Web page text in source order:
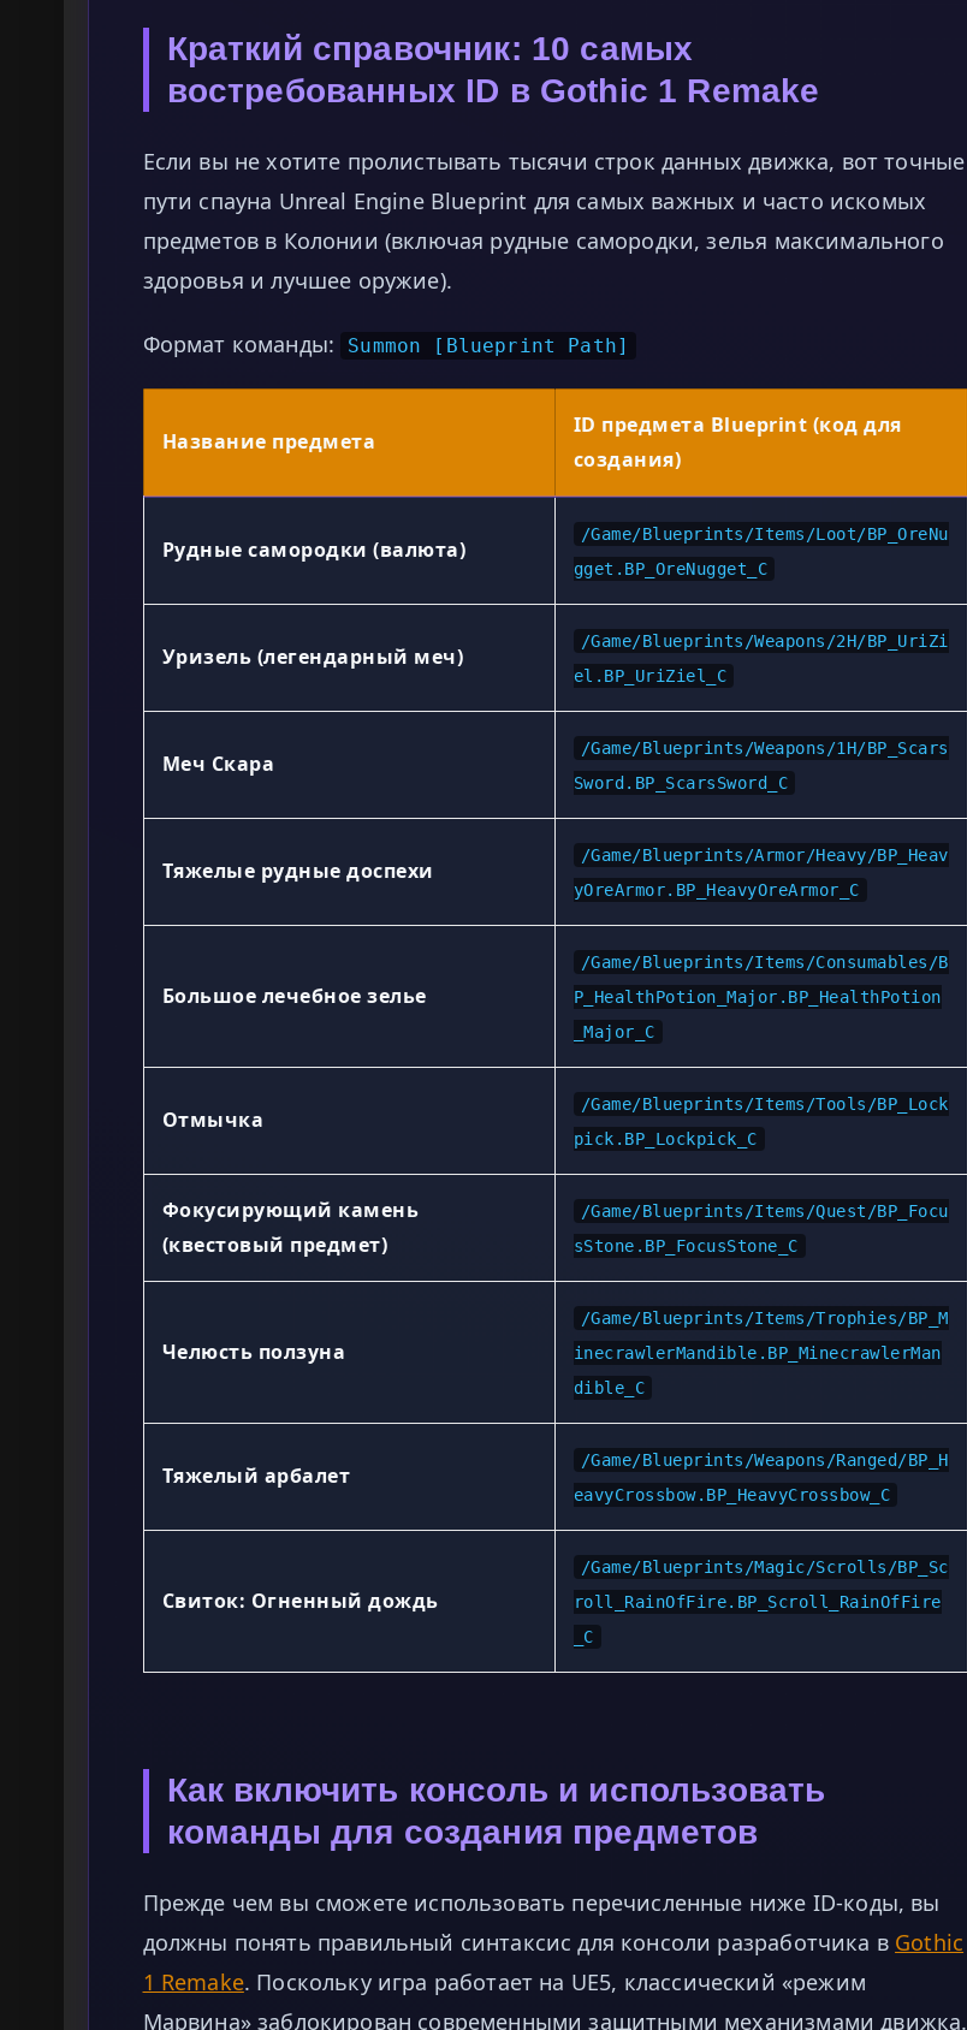
Краткий справочник: 10 самых
востребованных ID в Gothic 1 Remake
Если вы не хотите пролистывать тысячи строк данных движка, вот точные
пути спауна Unreal Engine Blueprint для самых важных и часто искомых
предметов в Колонии (включая рудные самородки, зелья максимального
здоровья и лучшее оружие).
Формат команды: Summon [Blueprint Path]
Название предмета
ID предмета Blueprint (код для
создания)
Рудные самородки (валюта)
/Game/Blueprints/Items/Loot/BP_OreNu
gget.BP_OreNugget_C
Уризель (легендарный меч)
/Game/Blueprints/Weapons/2H/BP_UriZi
el.BP_UriZiel_C
Меч Скара
/Game/Blueprints/Weapons/1H/BP_Scars
Sword.BP_ScarsSword_C
Тяжелые рудные доспехи
/Game/Blueprints/Armor/Heavy/BP_Heav
yOreArmor.BP_HeavyOreArmor_C
Большое лечебное зелье
/Game/Blueprints/Items/Consumables/B
P_HealthPotion_Major.BP_HealthPotion
_Major_C
Отмычка
/Game/Blueprints/Items/Tools/BP_Lock
pick.BP_Lockpick_C
Фокусирующий камень
(квестовый предмет)
/Game/Blueprints/Items/Quest/BP_Focu
sStone.BP_FocusStone_C
Челюсть ползуна
/Game/Blueprints/Items/Trophies/BP_M
inecrawlerMandible.BP_MinecrawlerMan
dible_C
Тяжелый арбалет
/Game/Blueprints/Weapons/Ranged/BP_H
eavyCrossbow.BP_HeavyCrossbow_C
Свиток: Огненный дождь
/Game/Blueprints/Magic/Scrolls/BP_Sc
roll_RainOfFire.BP_Scroll_RainOfFire
_C
Как включить консоль и использовать
команды для создания предметов
Прежде чем вы сможете использовать перечисленные ниже ID-коды, вы
должны понять правильный синтаксис для консоли разработчика в Gothic
1 Remake. Поскольку игра работает на UE5, классический «режим
Марвина» заблокирован современными защитными механизмами движка.